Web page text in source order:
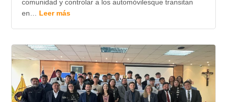
comunidad y controlar a los automóvilesque transitan
en… Leer más